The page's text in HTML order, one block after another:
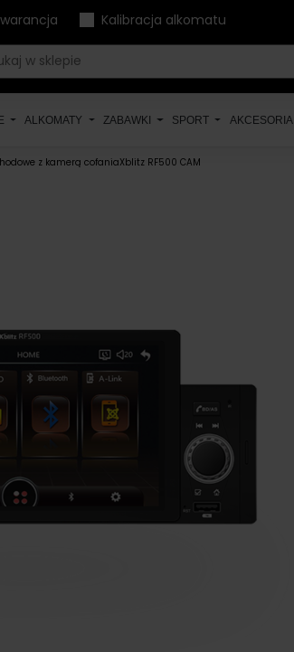
Kalibracja alkomatu
ALKOMATY ZABAWKI SPORT AKCESORIA
z kamerą cofaniaXblitz RF500 CAM